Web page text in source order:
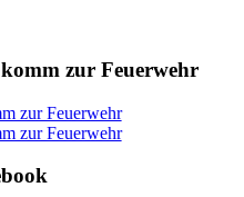
zur Feuerwehr